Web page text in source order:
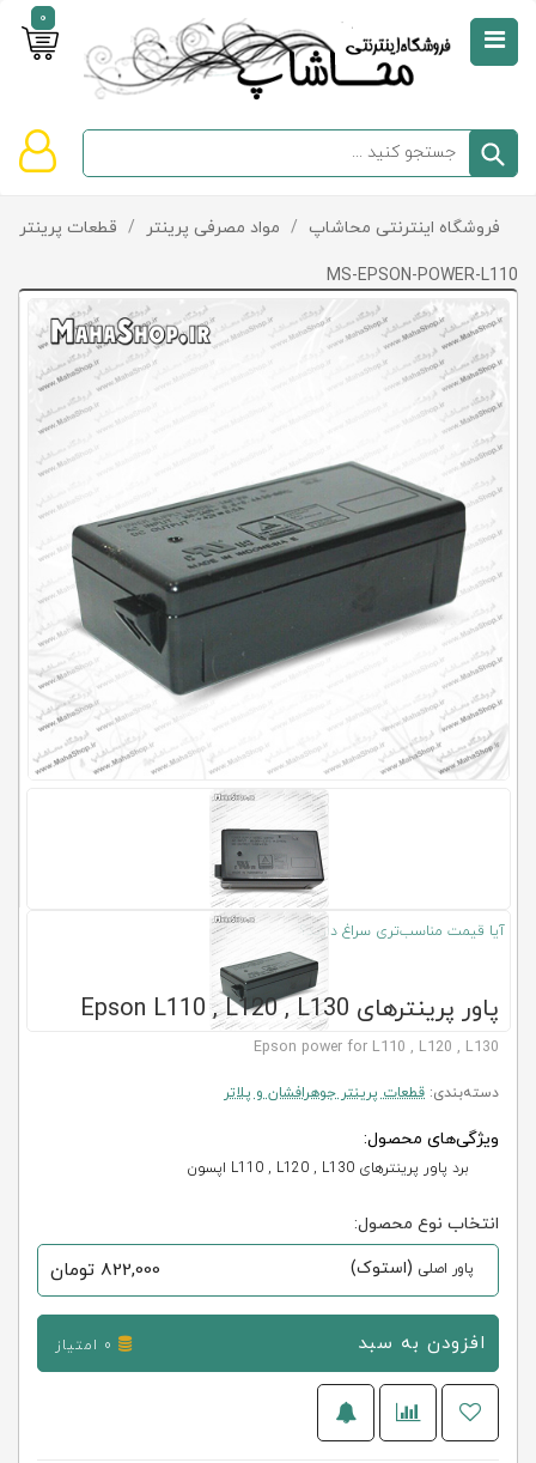
0
صفحه
دسته‌بندی
تخفیف‌ها
و
پیشنهادها
تماس
کلاب
محاشاپ
سبد
خالی
است
فروشگاه اینترنتی محاشاپ / مواد مصرفی پرینتر / قطعات پرینتر و
MS-EPSON-POWER-L110
آیا قیمت مناسب‌تری سراغ دارید؟
پاور پرینترهای Epson L110 , L120 , L130
Epson power for L110 , L120 , L130
دسته‌بندی: قطعات پرینتر جوهرافشان و پلاتر
ویژگی‌های محصول:
برد پاور پرینترهای L110 , L120 , L130 اپسون
انتخاب نوع محصول:
پاور اصلی (استوک) 822,000 تومان
افزودن به سبد